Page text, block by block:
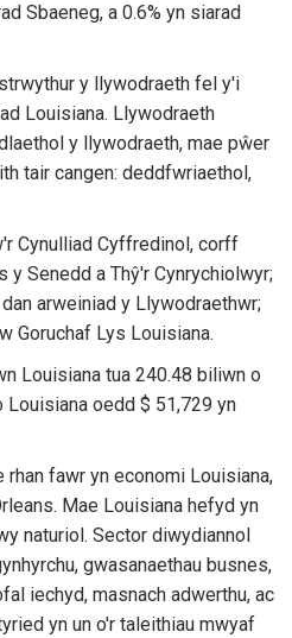
Sbaeneg, a 0.6% yn siarad
y llywodraeth fel y'i
Louisiana. Llywodraeth
y llywodraeth, mae pŵer
tair cangen: deddfwriaethol,
Cynulliad Cyffredinol, corff
y Senedd a Thŷ'r Cynrychiolwyr;
arweiniad y Llywodraethwr;
Goruchaf Lys Louisiana.
Louisiana tua 240.48 biliwn o
Louisiana oedd $ 51,729 yn
fawr yn economi Louisiana,
Mae Louisiana hefyd yn
naturiol. Sector diwydiannol
gwasanaethau busnes,
iechyd, masnach adwerthu, ac
yn un o'r taleithiau mwyaf